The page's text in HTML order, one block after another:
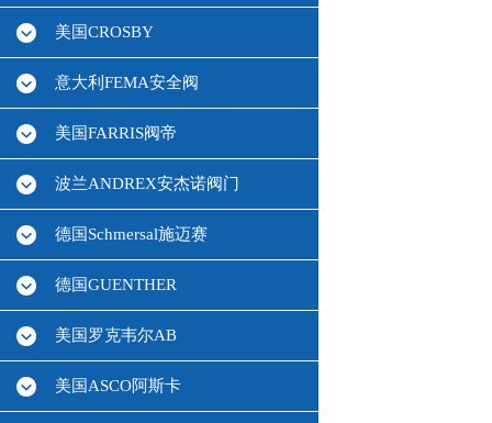
美国CROSBY
意大利FEMA安全阀
美国FARRIS阀帝
波兰ANDREX安杰诺阀门
德国Schmersal施迈赛
德国GUENTHER
美国罗克韦尔AB
美国ASCO阿斯卡